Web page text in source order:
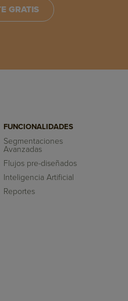
GRATIS
FUNCIONALIDADES
Segmentaciones
Avanzadas
Flujos pre-diseñados
Inteligencia Artificial
Reportes